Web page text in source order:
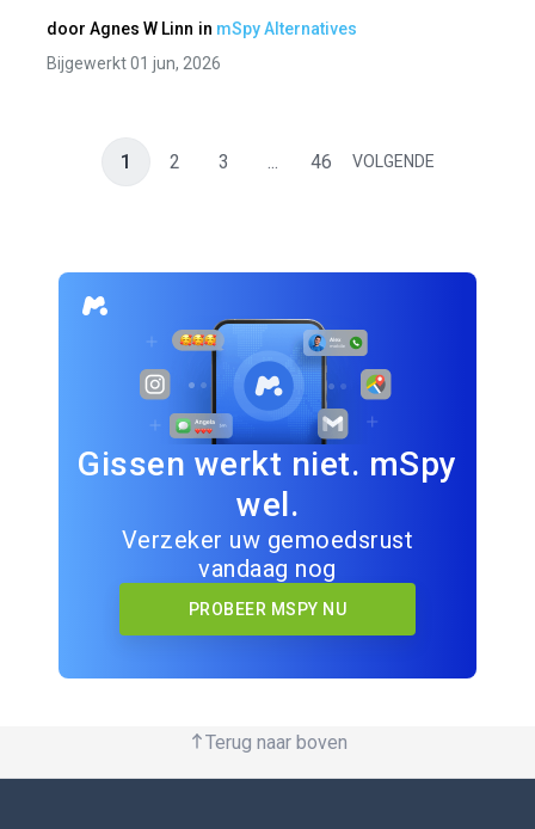
door Agnes W Linn in mSpy Alternatives
Bijgewerkt 01 jun, 2026
1 2 3 ... 46 VOLGENDE
Gissen werkt niet. mSpy
wel.
Verzeker uw gemoedsrust
vandaag nog
PROBEER MSPY NU
Terug naar boven